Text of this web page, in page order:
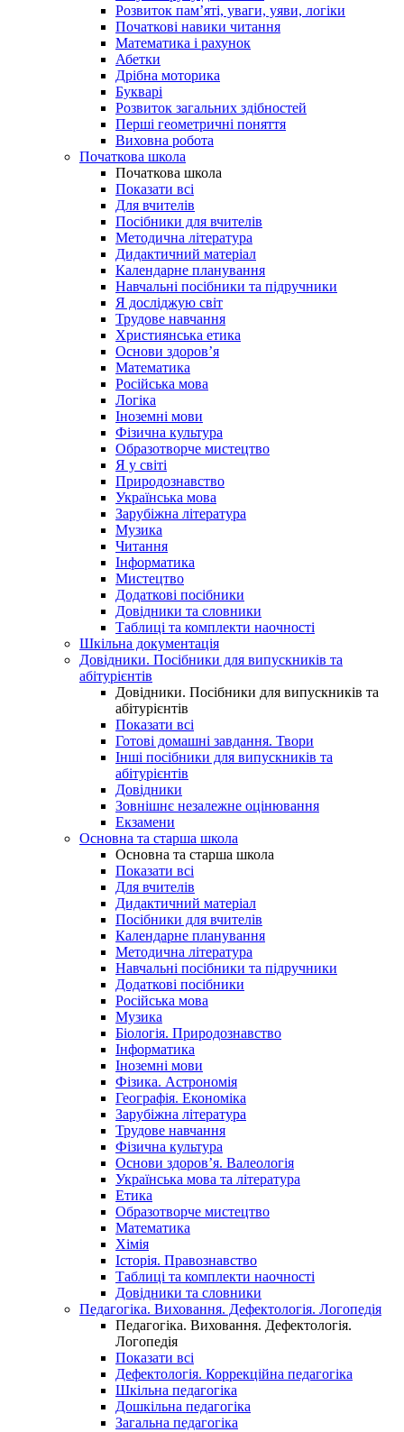
Розвиток пам’яті, уваги, уяви, логіки
Початкові навики читання
Математика і рахунок
Абетки
Дрібна моторика
Букварі
Розвиток загальних здібностей
Перші геометричні поняття
Виховна робота
Початкова школа
Початкова школа
Показати всі
Для вчителів
Посібники для вчителів
Методична література
Дидактичний матеріал
Календарне планування
Навчальні посібники та підручники
Я досліджую світ
Трудове навчання
Християнська етика
Основи здоров’я
Математика
Російська мова
Логіка
Іноземні мови
Фізична культура
Образотворче мистецтво
Я у світі
Природознавство
Українська мова
Зарубіжна література
Музика
Читання
Інформатика
Мистецтво
Додаткові посібники
Довідники та словники
Таблиці та комплекти наочності
Шкільна документація
Довідники. Посібники для випускників та
абітурієнтів
Довідники. Посібники для випускників та
абітурієнтів
Показати всі
Готові домашні завдання. Твори
Інші посібники для випускників та
абітурієнтів
Довідники
Зовнішнє незалежне оцінювання
Екзамени
Основна та старша школа
Основна та старша школа
Показати всі
Для вчителів
Дидактичний матеріал
Посібники для вчителів
Календарне планування
Методична література
Навчальні посібники та підручники
Додаткові посібники
Російська мова
Музика
Біологія. Природознавство
Інформатика
Іноземні мови
Фізика. Астрономія
Географія. Економіка
Зарубіжна література
Трудове навчання
Фізична культура
Основи здоров’я. Валеологія
Українська мова та література
Етика
Образотворче мистецтво
Математика
Хімія
Історія. Правознавство
Таблиці та комплекти наочності
Довідники та словники
Педагогіка. Виховання. Дефектологія. Логопедія
Педагогіка. Виховання. Дефектологія.
Логопедія
Показати всі
Дефектологія. Коррекційна педагогіка
Шкільна педагогіка
Дошкільна педагогіка
Загальна педагогіка